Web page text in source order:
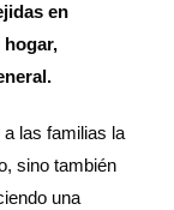
en
hogar,
las familias la
sino también
una